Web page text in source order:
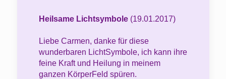
Heilsame Lichtsymbole (19.01.2017)
Liebe Carmen, danke für diese
wunderbaren LichtSymbole, ich kann ihre
feine Kraft und Heilung in meinem
ganzen KörperFeld spüren.